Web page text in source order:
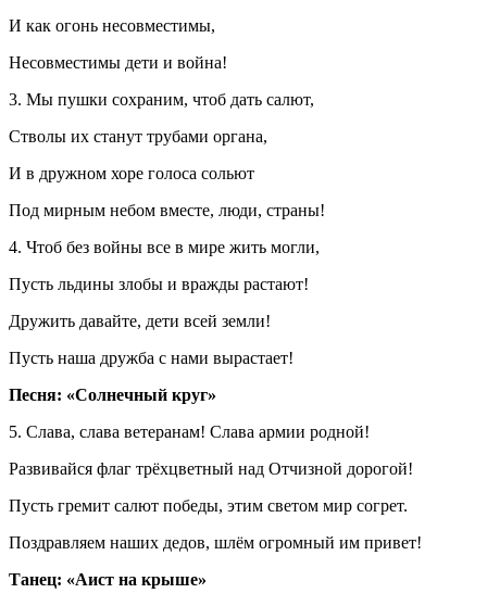
И как огонь несовместимы,
Несовместимы дети и война!
3. Мы пушки сохраним, чтоб дать салют,
Стволы их станут трубами органа,
И в дружном хоре голоса сольют
Под мирным небом вместе, люди, страны!
4. Чтоб без войны все в мире жить могли,
Пусть льдины злобы и вражды растают!
Дружить давайте, дети всей земли!
Пусть наша дружба с нами вырастает!
Песня: «Солнечный круг»
5. Слава, слава ветеранам! Слава армии родной!
Развивайся флаг трёхцветный над Отчизной дорогой!
Пусть гремит салют победы, этим светом мир согрет.
Поздравляем наших дедов, шлём огромный им привет!
Танец: «Аист на крыше»